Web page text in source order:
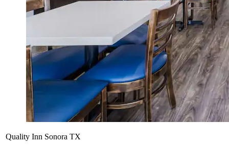
Quality Inn Sonora TX